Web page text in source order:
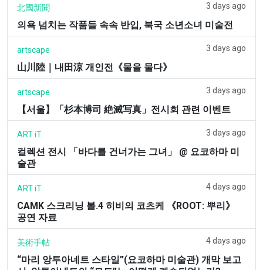
北國新聞 3 days ago
의욕 넘치는 작품들 속속 반입, 북국 소년소녀 미술전
artscape 3 days ago
山川陸｜내田涼 개인전《물을 물다》
artscape 3 days ago
【서울】「杉本博司 絶滅写真」전시회 관련 이벤트
ART iT 3 days ago
컬렉션 전시 「바다를 건너가는 그녀」 @ 요코하마 미
술관
ART iT 4 days ago
CAMK 스크리닝 볼.4 히비의 코츠케 《ROOT: 뿌리》
공연 자료
美術手帖 4 days ago
“마리 앙투아네트 스타일”(요코하마 미술관) 개막 보고